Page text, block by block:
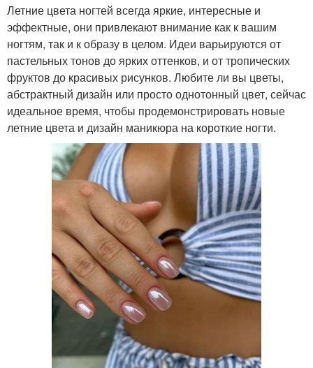
Летние цвета ногтей всегда яркие, интересные и
эффектные, они привлекают внимание как к вашим
ногтям, так и к образу в целом. Идеи варьируются от
пастельных тонов до ярких оттенков, и от тропических
фруктов до красивых рисунков. Любите ли вы цветы,
абстрактный дизайн или просто однотонный цвет, сейчас
идеальное время, чтобы продемонстрировать новые
летние цвета и дизайн маникюра на короткие ногти.